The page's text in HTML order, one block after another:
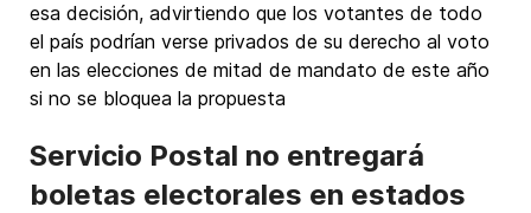
esa decisión, advirtiendo que los votantes de todo
el país podrían verse privados de su derecho al voto
en las elecciones de mitad de mandato de este año
si no se bloquea la propuesta
Servicio Postal no entregará
boletas electorales en estados